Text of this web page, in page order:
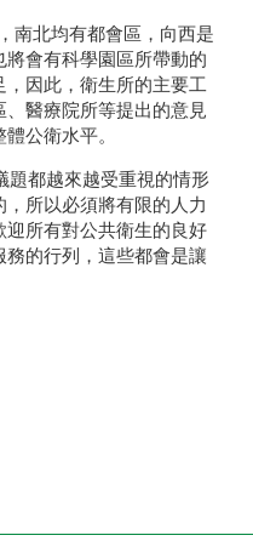
北均有都會區，向西是
會有科學園區所帶動的
因此，衛生所的主要工
醫療院所等提出的意見
公衛水平。
都越來越受重視的情形
所以必須將有限的人力
所有對公共衛生的良好
的行列，這些都會是讓